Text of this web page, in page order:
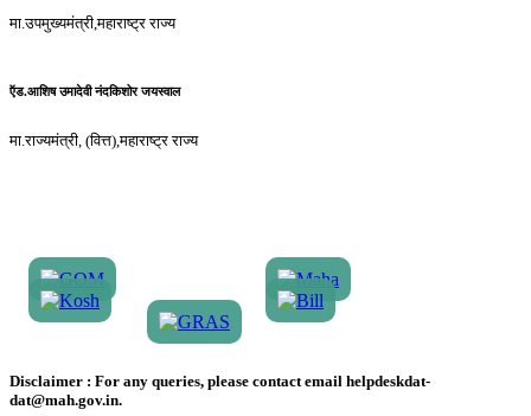
मा.उपमुख्यमंत्री,महाराष्ट्र राज्य
ऍड.आशिष उमादेवी नंदकिशोर जयस्वाल
मा.राज्यमंत्री, (वित्त),महाराष्ट्र राज्य
Disclaimer : For any queries, please contact email helpdeskdat-
dat@mah.gov.in.